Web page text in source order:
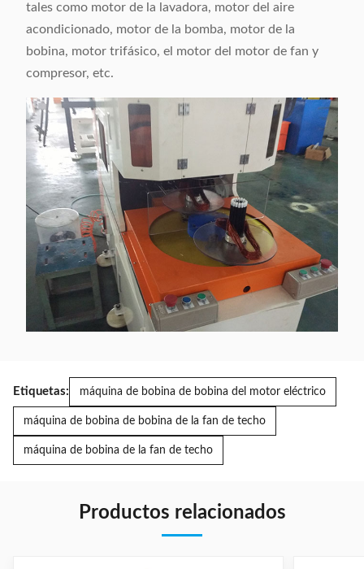
tales como motor de la lavadora, motor del aire
acondicionado, motor de la bomba, motor de la
bobina, motor trifásico, el motor del motor de fan y
compresor, etc.
Etiquetas: máquina de bobina de bobina del motor eléctrico
máquina de bobina de bobina de la fan de techo
máquina de bobina de la fan de techo
Productos relacionados